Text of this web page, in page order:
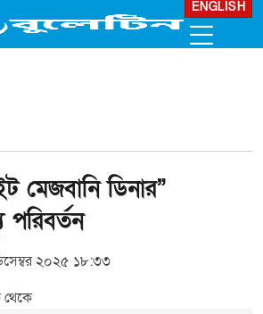
ENGLISH
মেজবানি ডিনার”
পরিবর্তন
২০২৫ ১৮:৩৩